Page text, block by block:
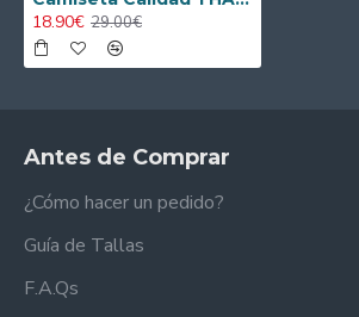
18.90€ 29.00€
Antes de Comprar
¿Cómo hacer un pedido?
Guía de Tallas
F.A.Qs